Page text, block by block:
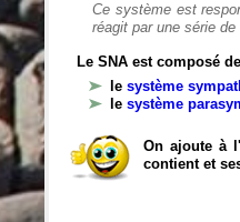
Ce système est
réagit par une série
Le SNA est composé
lesystème
lesystème
On ajoute à
contient et